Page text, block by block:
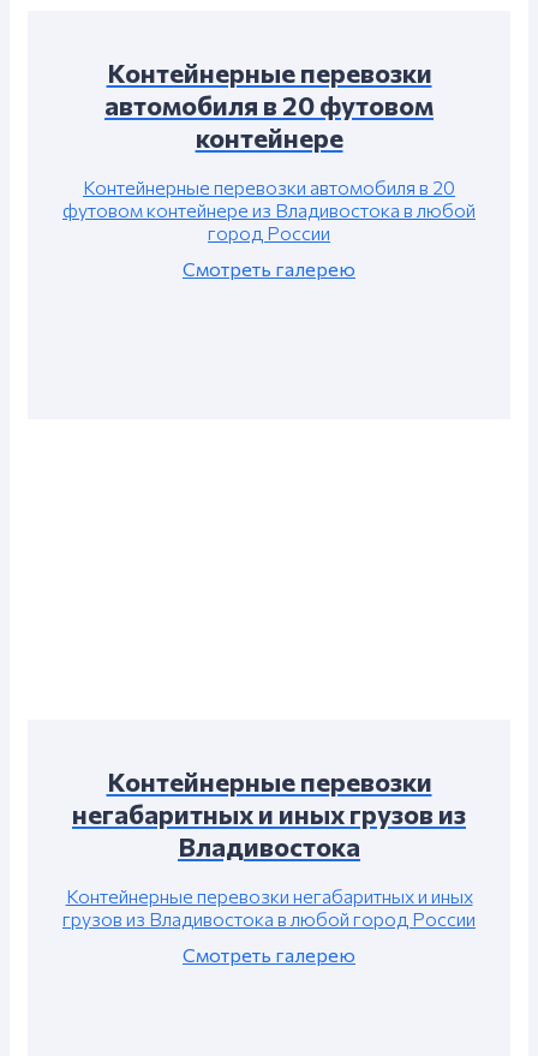
Контейнерные перевозки
автомобиля в 20 футовом
контейнере
Контейнерные перевозки автомобиля в 20
футовом контейнере из Владивостока в любой
город России
Смотреть галерею
Контейнерные перевозки
негабаритных и иных грузов из
Владивостока
Контейнерные перевозки негабаритных и иных
грузов из Владивостока в любой город России
Смотреть галерею